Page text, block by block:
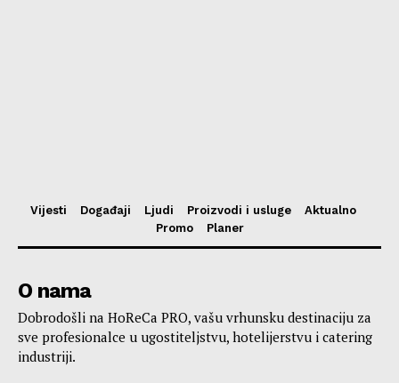
Vijesti Događaji Ljudi Proizvodi i usluge
Aktualno
Promo
Planer
O nama
Dobrodošli na HoReCa PRO, vašu vrhunsku destinaciju za
sve profesionalce u ugostiteljstvu, hotelijerstvu i catering
industriji.